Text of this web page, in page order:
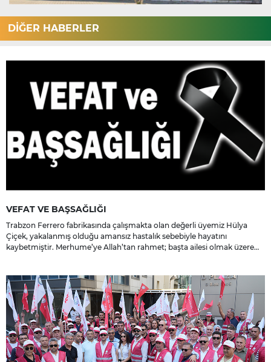
DİĞER HABERLER
VEFAT VE BAŞSAĞLIĞI
Trabzon Ferrero fabrikasında çalışmakta olan değerli üyemiz Hülya
Çiçek, yakalanmış olduğu amansız hastalık sebebiyle hayatını
kaybetmiştir. Merhume’ye Allah’tan rahmet; başta ailesi olmak üzere